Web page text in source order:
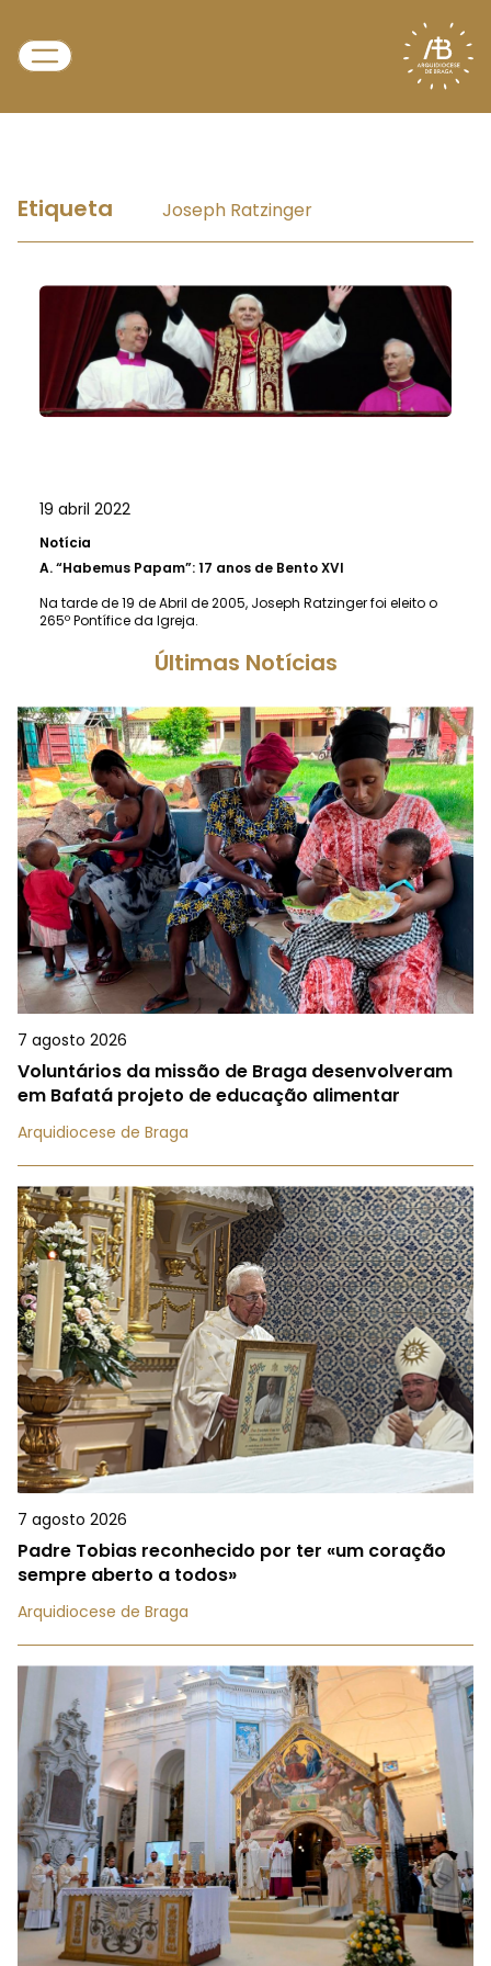
Etiqueta Joseph Ratzinger
19 abril 2022
Notícia
A.“Habemus Papam”: 17 anos de Bento XVI
Na tarde de 19 de Abril de 2005, Joseph Ratzinger foi eleito o
265º Pontífice da Igreja.
Últimas Notícias
7 agosto 2026
Voluntários da missão de Braga desenvolveram
em Bafatá projeto de educação alimentar
Arquidiocese de Braga
7 agosto 2026
Padre Tobias reconhecido por ter «um coração
sempre aberto a todos»
Arquidiocese de Braga